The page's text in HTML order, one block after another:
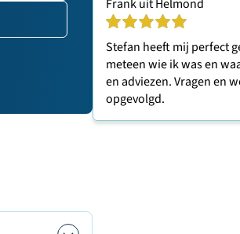
Frank uit Helmond
Stefan heeft mij perfect
meteen wie ik was en
en adviezen. Vragen en
opgevolgd.